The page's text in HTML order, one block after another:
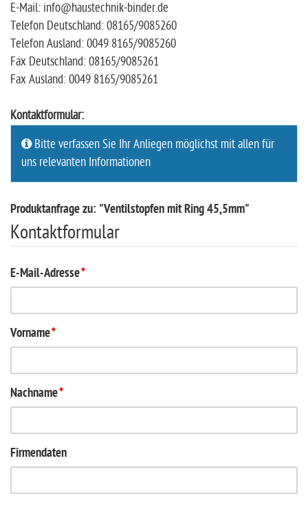
E-Mail: info@haustechnik-binder.de
Telefon Deutschland: 08165/9085260
Telefon Ausland: 0049 8165/9085260
Fax Deutschland: 08165/9085261
Fax Ausland: 0049 8165/9085261
Kontaktformular:
Bitte verfassen Sie Ihr Anliegen möglichst mit allen für
uns relevanten Informationen
Produktanfrage zu: "Ventilstopfen mit Ring 45,5mm"
Kontaktformular
E-Mail-Adresse*
Vorname*
Nachname*
Firmendaten